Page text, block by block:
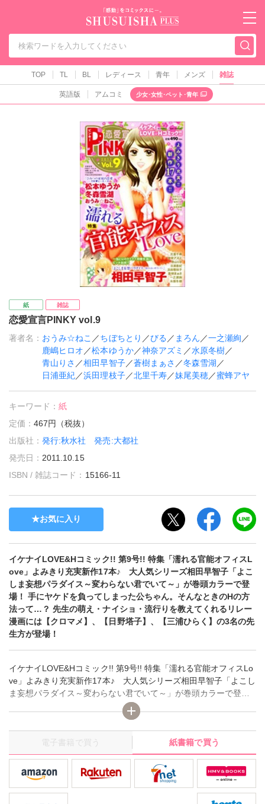
秋水社PLUS（テ
TOP TL BL レディース 青年 メンズ 雑誌
英語版 アムコミ 少女･女性･ペット･青年
紙 雑誌
恋愛宣言PINKY vol.9
著者名： おうみ☆ねこ ／ちぼちとり ／びる ／ まろん ／一之瀬絢 ／
鹿嶋ヒロオ ／松本ゆうか／神奈アズミ ／水原冬樹／
青山りさ ／相田早智子／蒼樹まぁさ ／冬森雪湖 ／
日浦亜紀／浜田理枝子／北里千寿／妹尾美穂／蜜蜂アヤ
キーワード：紙
定価：467円（税抜）
出版社：発行:秋水社 発売:大都社
発売日： 2011.10.15
ISBN / 雑誌コード： 15166-11
お気に入り
イケナイLOVE&Hコミック!! 第9号!! 特集「濡れる官能オフィスL
ove」よみきり充実新作17本♪ 大人気シリーズ相田早智子「よこ
しま妄想パラダイス～変わらない君でいて～」が巻頭カラーで登
場！ 手にヤケドを負ってしまった公ちゃん。そんなときのHの方
法って…？ 先生の萌え・ナイショ・流行りを教えてくれるリレー
漫画には【クロマメ】、【日野塔子】、【三浦ひらく】の3名の先
生方が登場！
イケナイLOVE&Hコミック!! 第9号!! 特集「濡れる官能オフィスLo
ve」よみきり充実新作17本♪ 大人気シリーズ相田早智子「よこし
ま妄想パラダイス～変わらない君でいて～」が巻頭カラーで登
場！ 手にヤケドを負ってしまった公ちゃん。そんなときのHの方
法って…？ 先生の萌え・ナイショ・流行りを教えてくれるリレー
漫画には【クロマメ】、【日野塔子】、【三浦ひらく】の3名の先
生方が登場！電子書籍で買う 紙書籍で買う